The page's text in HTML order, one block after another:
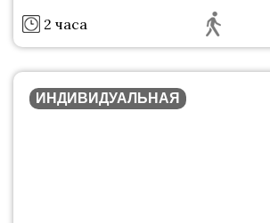
2 часа
ИНДИВИДУАЛЬНАЯ